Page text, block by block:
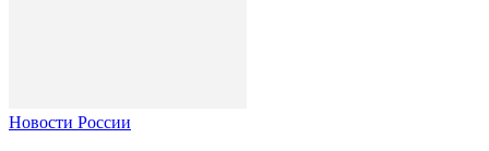
Новости России